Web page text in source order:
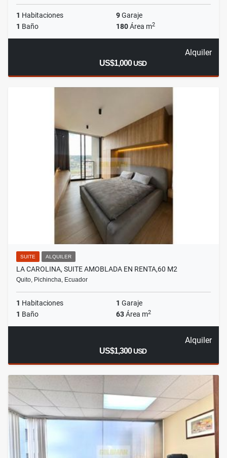
1 Habitaciones 9Garaje
1 Baño 180Área m2
Alquiler
US$1,000USD
SUITE ALQUILER
LA CAROLINA, SUITE AMOBLADA EN RENTA,60 M2
Quito, Pichincha, Ecuador
1 Habitaciones 1 Garaje
1 Baño 63Área m2
Alquiler
US$1,300USD